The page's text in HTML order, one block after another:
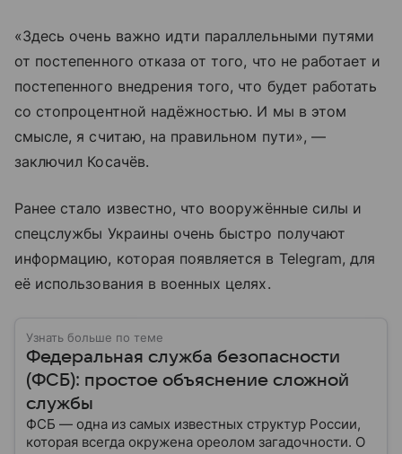
«Здесь очень важно идти параллельными путями
от постепенного отказа от того, что не работает и
постепенного внедрения того, что будет работать
со стопроцентной надёжностью. И мы в этом
смысле, я считаю, на правильном пути», —
заключил Косачёв.
Ранее стало известно, что вооружённые силы и
спецслужбы Украины очень быстро получают
информацию, которая появляется в Telegram, для
её использования в военных целях.
Узнать больше по теме
Федеральная служба безопасности
(ФСБ): простое объяснение сложной
службы
ФСБ — одна из самых известных структур России,
которая всегда окружена ореолом загадочности. О